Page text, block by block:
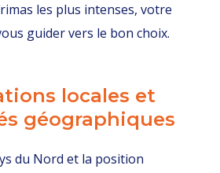
les plus intenses, votre
guider vers le bon choix.
locales et
géographiques
du Nord et la position